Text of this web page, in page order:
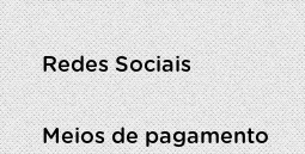
Redes Sociais
Meios de pagamento